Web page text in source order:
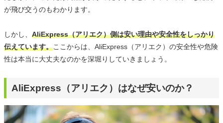
が飛び交うのもわかります。
しかし、 AliExpress（アリエク）側は安い理由や安全性をしっかり
伝えています。ここからは、AliExpress（アリエク）の安全性や危険
性は本当に大丈夫なのかを深堀りしていきましょう。
AliExpress（アリエク）はなぜ安いのか？